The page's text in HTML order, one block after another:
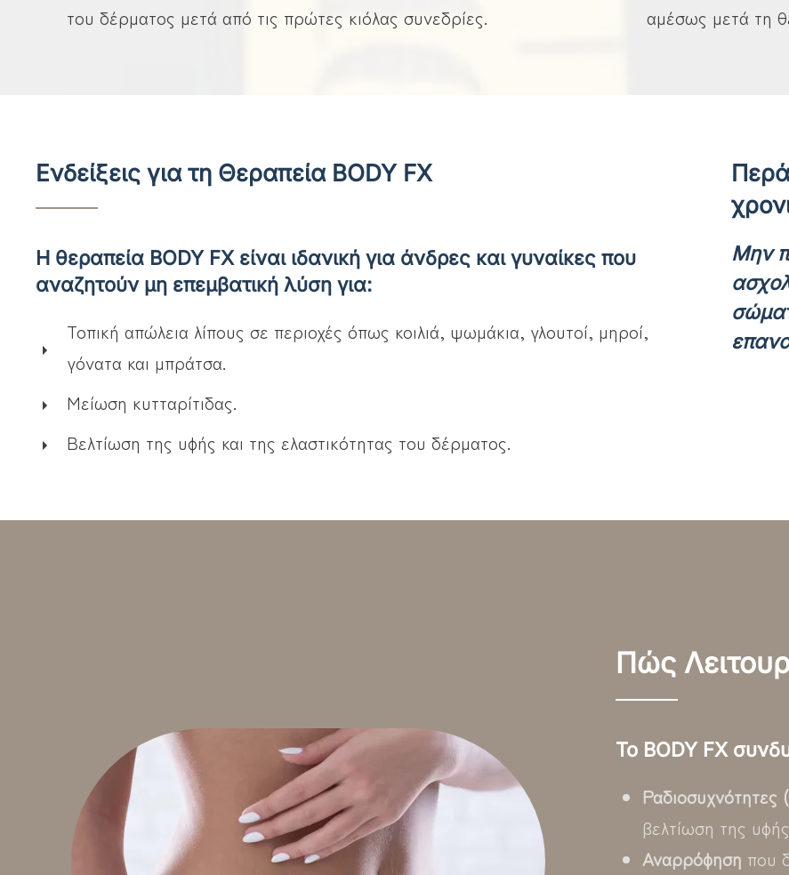
του δέρματος μετά από τις πρώτες κιόλας συνεδρίες.
αμέσως μετά τη
Ενδείξεις για τη Θεραπεία BODY FX
Η θεραπεία BODY FX είναι ιδανική για άνδρες και γυναίκες που
αναζητούν μη επεμβατική λύση για:
Τοπική απώλεια λίπους σε περιοχές όπως κοιλιά, ψωμάκια, γλουτοί, μηροί,
γόνατα και μπράτσα.
Μείωση κυτταρίτιδας.
Βελτίωση της υφής και της ελαστικότητας του δέρματος.
Μην
Πώς
Το BODY FX
Ραδιοσυχνότητες
βελτίωση της
Αναρρόφηση που